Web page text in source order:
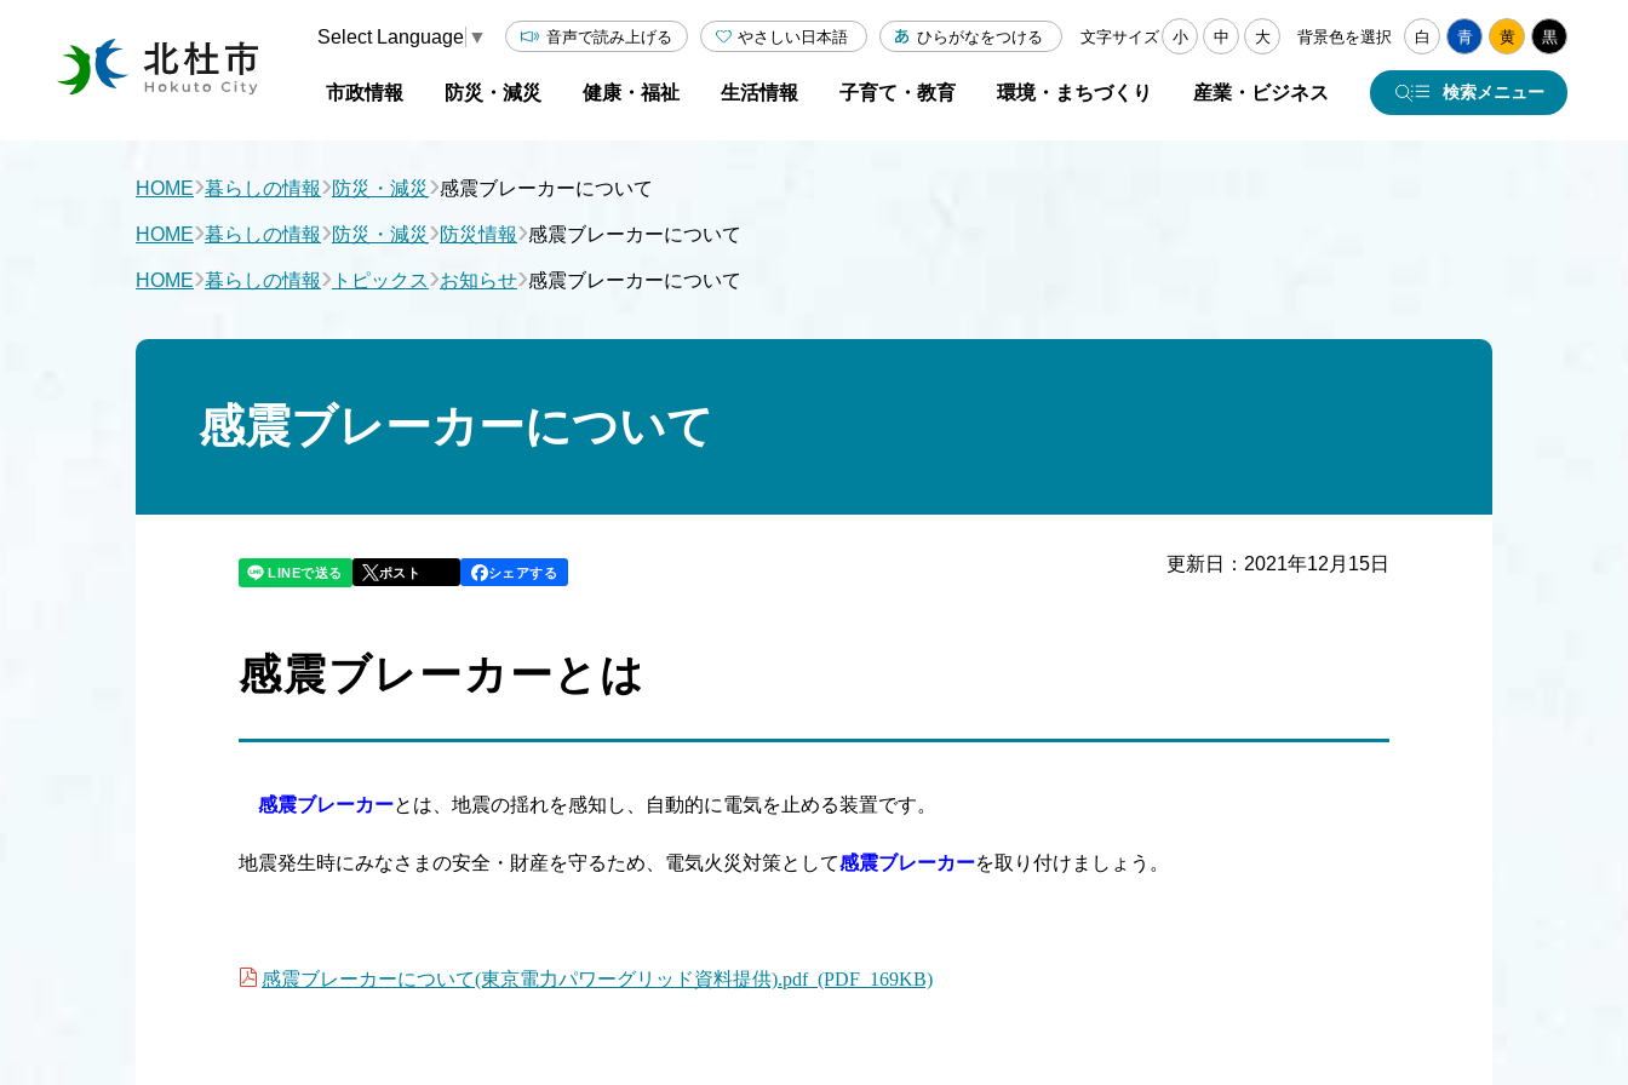
Select Language ▼ 音声で読み上げる やさしい日本語 ひらがなをつける 文字サイズ 小 中 大 背景色を選択 白 青 黄 黒
市政情報 防災・減災 健康・福祉 生活情報 子育て・教育 環境・まちづくり 産業・ビジネス 検索メニュー
HOME›暮らしの情報›防災・減災 ›感震ブレーカーについて
HOME›暮らしの情報›防災・減災 ›防災情報›感震ブレーカーについて
HOME›暮らしの情報› トピックス›お知らせ›感震ブレーカーについて
感震ブレーカーについて
LINEで送る ポスト シェアする 更新日： 2021年12月15日
感震ブレーカーとは
感震ブレーカーとは、地震の揺れを感知し、自動的に電気を止める装置です。
地震発生時にみなさまの安全・財産を守るため、電気火災対策として感震ブレーカーを取り付けましょう。
感震ブレーカーについて(東京電力パワーグリッド資料提供).pdf (PDF 169KB)